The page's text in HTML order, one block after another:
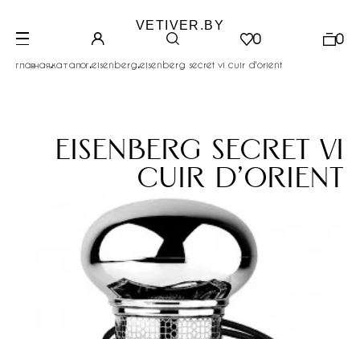
VETIVER.BY
0 0
главная.каталог.eisenberg.eisenberg secret vi cuir d'orient
eisenberg secret vi
cuir d'orient